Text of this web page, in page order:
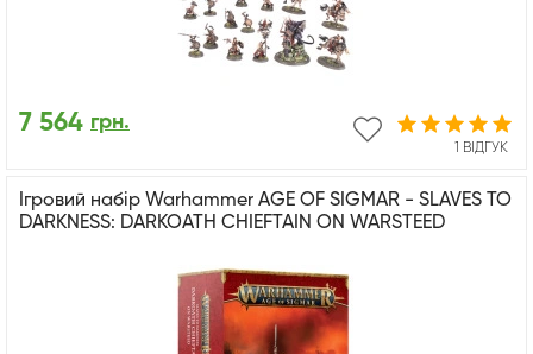
1 ВІДГУК
7 564 грн.
Ігровий набір Warhammer AGE OF SIGMAR - SLAVES TO
DARKNESS: DARKOATH CHIEFTAIN ON WARSTEED